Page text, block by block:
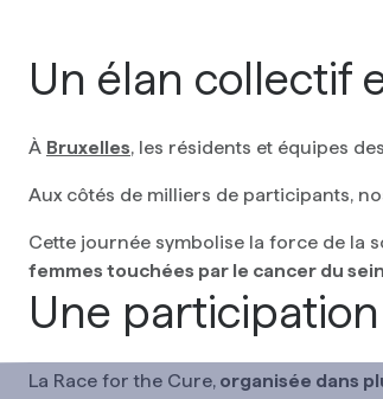
Un élan collectif
À Bruxelles, les résidents et équipes des
Aux côtés de milliers de participants,
Cette journée symbolise la force de la
femmes touchées par le cancer du sein
Une
La Race for the Cure, organisée dans